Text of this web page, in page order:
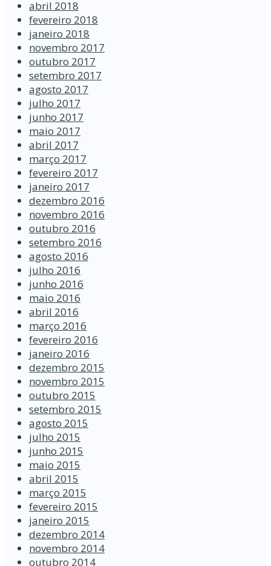
abril 2018
fevereiro 2018
janeiro 2018
novembro 2017
outubro 2017
setembro 2017
agosto 2017
julho 2017
junho 2017
maio 2017
abril 2017
março 2017
fevereiro 2017
janeiro 2017
dezembro 2016
novembro 2016
outubro 2016
setembro 2016
agosto 2016
julho 2016
junho 2016
maio 2016
abril 2016
março 2016
fevereiro 2016
janeiro 2016
dezembro 2015
novembro 2015
outubro 2015
setembro 2015
agosto 2015
julho 2015
junho 2015
maio 2015
abril 2015
março 2015
fevereiro 2015
janeiro 2015
dezembro 2014
novembro 2014
outubro 2014